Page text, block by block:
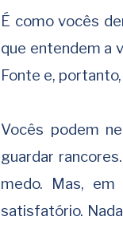
É como vocês
que entendem a
Fonte e,
Vocês podem
guardar
medo. Mas,
satisfatório.